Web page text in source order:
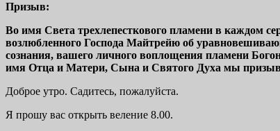
Призыв:
Во имя Света трехлепесткового пламени в каждом
возлюбленного Господа Майтрейю об
сознания, вашего личного воплощения пламени
имя Отца и Матери, Сына и Святого Духа мы
Доброе утро. Садитесь, пожалуйста.
Я прошу вас открыть веление 8.00.